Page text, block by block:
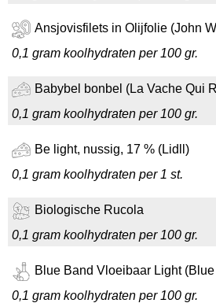
Ansjovisfilets in Olijfolie (John
0,1 gram koolhydraten per 100 gr.
Babybel bonbel (La Vache Qui
0,1 gram koolhydraten per 100 gr.
Be light, nussig, 17 % (Lidll)
0,1 gram koolhydraten per 1 st.
Biologische Rucola
0,1 gram koolhydraten per 100 gr.
Blue Band Vloeibaar Light
0,1 gram koolhydraten per 100 gr.